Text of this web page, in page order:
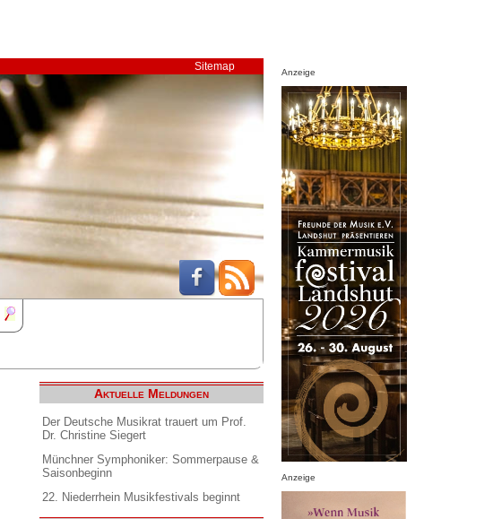
Sitemap
Aktuelle Meldungen
Der Deutsche Musikrat trauert um Prof.
Dr. Christine Siegert
Münchner Symphoniker: Sommerpause &
Saisonbeginn
22. Niederrhein Musikfestivals beginnt
Anzeige
Anzeige